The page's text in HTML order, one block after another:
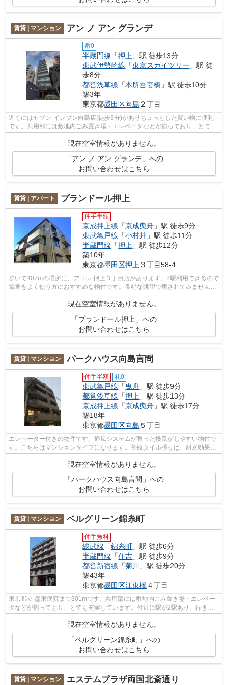
賃貸 | マンション アン ノ アン グランデ
敷0
半蔵門線 「押上 」駅 徒歩13分
東武伊勢崎線 「東京スカイツリー 」駅 徒
歩8分
都営浅草線 「本所吾妻橋 」駅 徒歩10分
築3年
東京都墨田区向島 ２丁目
近くにはセブン-イレブン向島店(徒歩3分)がありちょっとした買い物に便利
です。共用部には敷地内ごみ置き場・エレベータなどが揃っており、とても
現在空室情報がありません。
「アン ノ アン グランデ」への
お問い合わせはこちら
賃貸 | アパート プランドール押上
仲手半額
京成押上線 「京成曳舟 」駅 徒歩9分
東武亀戸線 「小村井 」駅 徒歩11分
半蔵門線 「押上 」駅 徒歩12分
築10年
東京都墨田区押上 ３丁目58-4
歩いて407mの場所に、アコレ 押上３丁目店があります。2駅利用できるので
電車をよく使う方におすすめな物件です。良好な眺望で癒されてみません
現在空室情報がありません。
「プランドール押上」への
お問い合わせはこちら
賃貸 | マンション パークハウス向島言問
仲手半額 礼0
東武亀戸線 「曳舟 」駅 徒歩9分
都営浅草線 「押上 」駅 徒歩13分
京成押上線 「京成曳舟 」駅 徒歩17分
築18年
東京都墨田区向島 ５丁目
エレベーター付きの物件です。通風システムが整った換気がしやすい物件で
す。こちらはマンションタイプになります。外観タイル張りは、耐水効果が
あるので、とても魅力的です。株式会...
現在空室情報がありません。
「パークハウス向島言問」への
お問い合わせはこちら
賃貸 | マンション ベルグリーン錦糸町
仲手無料
総武線 「錦糸町 」駅 徒歩6分
半蔵門線 「住吉 」駅 徒歩9分
都営新宿線 「菊川
」駅 徒歩20分
築43年
東京都墨田区江東橋４丁目
東京都立 墨東病院まで301mです。共用部には敷地内ごみ置き場・エレベー
タなどが揃っており、とても充実しています。付近に駅が2駅あり、行き先
現在空室情報がありません。
「ベルグリーン錦糸町」への
お問い合わせはこちら
賃貸 | マンション エステムプラザ両国北斎通り